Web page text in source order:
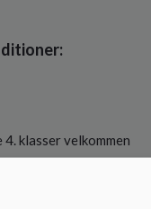
klasser velkommen
år.